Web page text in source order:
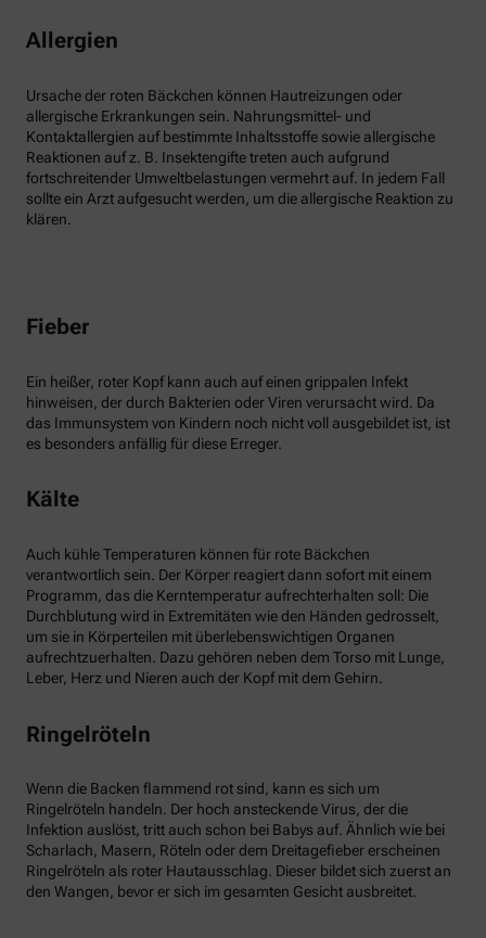
Allergien
Ursache der roten Bäckchen können Hautreizungen oder
allergische Erkrankungen sein. Nahrungsmittel- und
Kontaktallergien auf bestimmte Inhaltsstoffe sowie allergische
Reaktionen auf z. B. Insektengifte treten auch aufgrund
fortschreitender Umweltbelastungen vermehrt auf. In jedem Fall
sollte ein Arzt aufgesucht werden, um die allergische Reaktion zu
klären.
Fieber
Ein heißer, roter Kopf kann auch auf einen grippalen Infekt
hinweisen, der durch Bakterien oder Viren verursacht wird. Da
das Immunsystem von Kindern noch nicht voll ausgebildet ist, ist
es besonders anfällig für diese Erreger.
Kälte
Auch kühle Temperaturen können für rote Bäckchen
verantwortlich sein. Der Körper reagiert dann sofort mit einem
Programm, das die Kerntemperatur aufrechterhalten soll: Die
Durchblutung wird in Extremitäten wie den Händen gedrosselt,
um sie in Körperteilen mit überlebenswichtigen Organen
aufrechtzuerhalten. Dazu gehören neben dem Torso mit Lunge,
Leber, Herz und Nieren auch der Kopf mit dem Gehirn.
Ringelröteln
Wenn die Backen flammend rot sind, kann es sich um
Ringelröteln handeln. Der hoch ansteckende Virus, der die
Infektion auslöst, tritt auch schon bei Babys auf. Ähnlich wie bei
Scharlach, Masern, Röteln oder dem Dreitagefieber erscheinen
Ringelröteln als roter Hautausschlag. Dieser bildet sich zuerst an
den Wangen, bevor er sich im gesamten Gesicht ausbreitet.